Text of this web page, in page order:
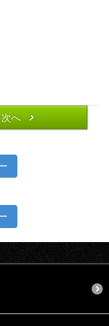
次へ